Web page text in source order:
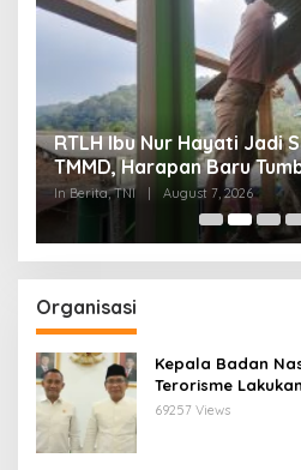
RTLH Ibu Nur Hayati Jadi
TMMD, Harapan Baru
Jaya
In Berita, TNI | August 7, 2026
Organisasi
Kepala Badan
Terorisme
Ketua Pengurus
69257 Views